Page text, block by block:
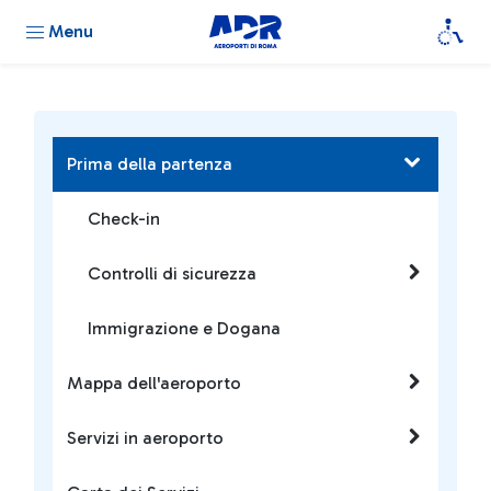
Menu
Prima della partenza
Check-in
Controlli di sicurezza
Immigrazione e Dogana
Mappa dell'aeroporto
Servizi in aeroporto